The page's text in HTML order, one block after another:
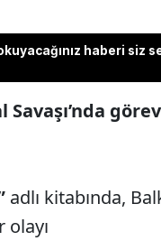
haberi siz
adlı kitabında,
olayı